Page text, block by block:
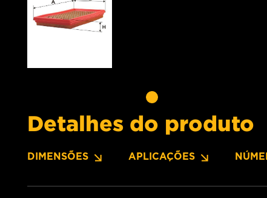
Detalhes do produto
DIMENSÕES APLICAÇÕES